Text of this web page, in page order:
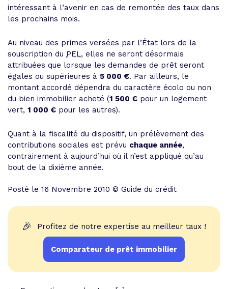
intéressant à l’avenir en cas de remontée des taux dans
les prochains mois.
Au niveau des primes versées par l’État lors de la
souscription du PEL, elles ne seront désormais
attribuées que lorsque les demandes de prêt seront
égales ou supérieures à 5 000 €. Par ailleurs, le
montant accordé dépendra du caractère écolo ou non
du bien immobilier acheté (1 500 € pour un logement
vert, 1 000 € pour les autres).
Quant à la fiscalité du dispositif, un prélèvement des
contributions sociales est prévu chaque année,
contrairement à aujourd’hui où il n’est appliqué qu’au
bout de la dixième année.
Posté le 16 Novembre 2010 © Guide du crédit
🎉 Profitez de notre expertise au meilleur taux !
Comparateur de prêt immobilier